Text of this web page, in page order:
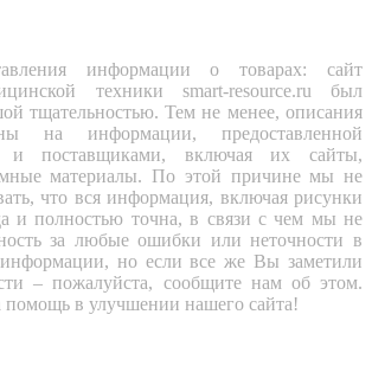
информации о товарах: сайт
техники smart-resource.ru был
тщательностью. Тем не менее, описания
на информации, предоставленной
и поставщиками, включая их сайты,
материалы. По этой причине мы не
что вся информация, включая рисунки
и полностью точна, в связи с чем мы не
за любые ошибки или неточности в
информации, но если все же Вы заметили
– пожалуйста, сообщите нам об этом.
помощь в улучшении нашего сайта!